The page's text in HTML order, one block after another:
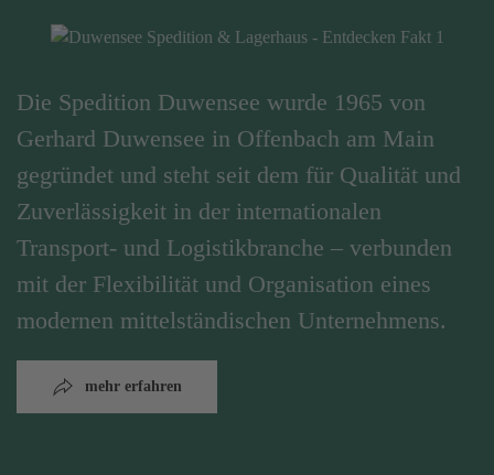
Die Spedition Duwensee wurde 1965 von
Gerhard Duwensee in Offenbach am Main
gegründet und steht seit dem für Qualität und
Zuverlässigkeit in der internationalen
Transport- und Logistikbranche – verbunden
mit der Flexibilität und Organisation eines
modernen mittelständischen Unternehmens.
mehr erfahren